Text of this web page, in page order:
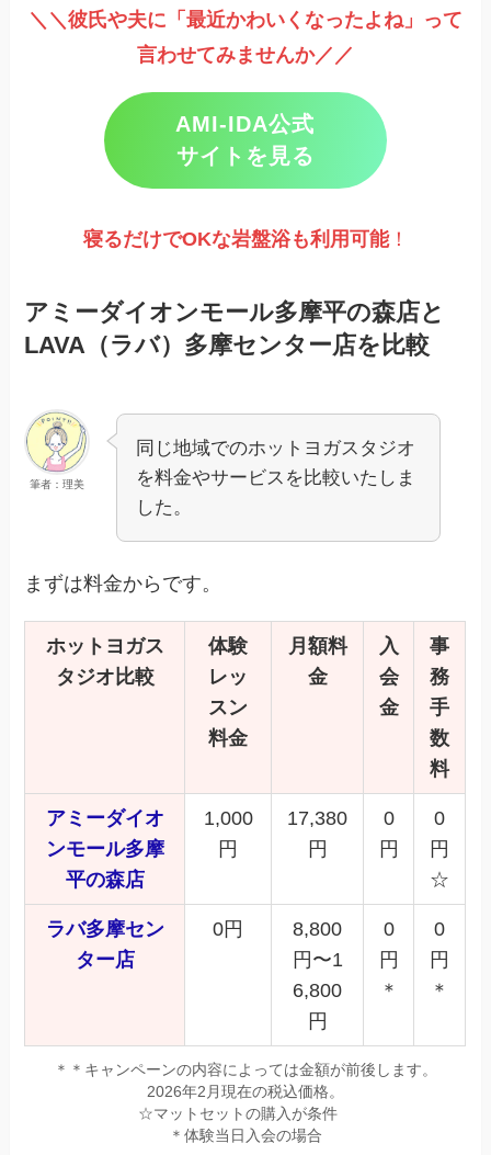
＼＼彼氏や夫に「最近かわいくなったよね」って
言わせてみませんか／／
AMI-IDA公式
サイトを見る
寝るだけでOKな岩盤浴も利用可能！
アミーダイオンモール多摩平の森店と
LAVA（ラバ）多摩センター店を比較
筆者：理美
同じ地域でのホットヨガスタジオ
を料金やサービスを比較いたしま
した。
まずは料金からです。
ホットヨガス
タジオ比較
体験
レッ
スン
料金
月額料
金
入
会
金
事
務
手
数
料
アミーダイオ
ンモール多摩
平の森店
1,000
円
17,380
円
0
円
0
円
☆
ラバ多摩セン
ター店
0円
8,800
円〜1
6,800
円
0
円
＊
0
円
＊
＊＊キャンペーンの内容によっては金額が前後します。
2026年2月現在の税込価格。
☆マットセットの購入が条件
＊体験当日入会の場合